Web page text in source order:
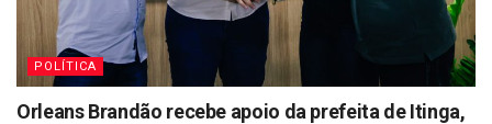
POLÍTICA
Orleans Brandão recebe apoio da prefeita de Itinga,